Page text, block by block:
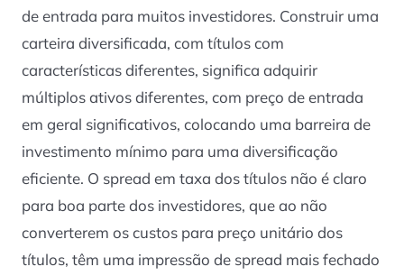
de entrada para muitos investidores. Construir uma
carteira diversificada, com títulos com
características diferentes, significa adquirir
múltiplos ativos diferentes, com preço de entrada
em geral significativos, colocando uma barreira de
investimento mínimo para uma diversificação
eficiente. O spread em taxa dos títulos não é claro
para boa parte dos investidores, que ao não
converterem os custos para preço unitário dos
títulos, têm uma impressão de spread mais fechado